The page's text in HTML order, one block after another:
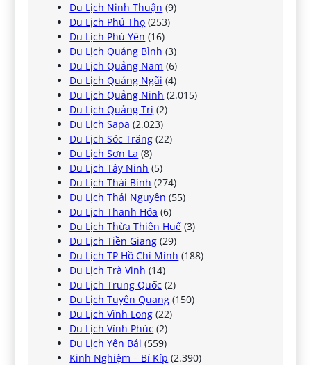
Du Lịch Ninh Thuận (9)
Du Lịch Phú Thọ (253)
Du Lịch Phú Yên (16)
Du Lịch Quảng Bình (3)
Du Lịch Quảng Nam (6)
Du Lịch Quảng Ngãi (4)
Du Lịch Quảng Ninh (2.015)
Du Lịch Quảng Trị (2)
Du Lịch Sapa (2.023)
Du Lịch Sóc Trăng (22)
Du Lịch Sơn La (8)
Du Lịch Tây Ninh (5)
Du Lịch Thái Bình (274)
Du Lịch Thái Nguyên (55)
Du Lịch Thanh Hóa (6)
Du Lịch Thừa Thiên Huế (3)
Du Lịch Tiền Giang (29)
Du Lịch TP Hồ Chí Minh (188)
Du Lịch Trà Vinh (14)
Du Lịch Trung Quốc (2)
Du Lịch Tuyên Quang (150)
Du Lịch Vĩnh Long (22)
Du Lịch Vĩnh Phúc (2)
Du Lịch Yên Bái (559)
Kinh Nghiệm – Bí Kíp (2.390)